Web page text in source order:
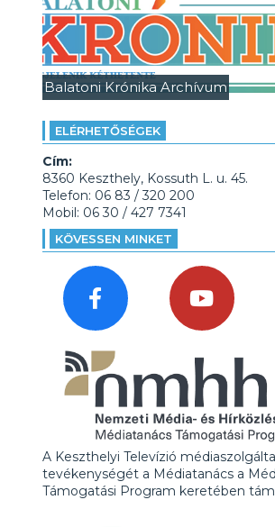
Balatoni Krónika Archívum
ELÉRHETŐSÉGEK
Cím:
8360 Keszthely, Kossuth L. u. 45.
Telefon: 06 83 / 320 200
Mobil: 06 30 / 427 7341
KÖVESSEN MINKET
A Keszthelyi Televízió
tevékenységét a Médiatanács a
Támogatási Program keretében